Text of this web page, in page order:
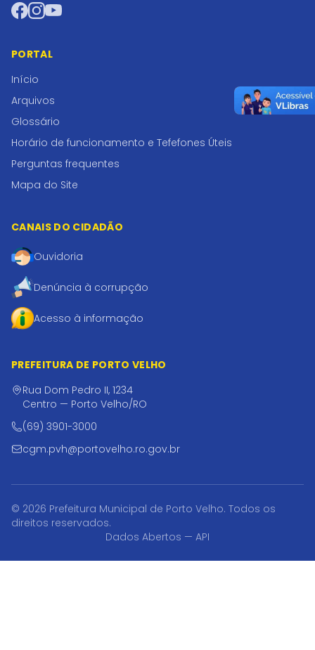
Facebook
Instagram
YouTube
PORTAL
Início
Arquivos
Glossário
Horário de funcionamento e Tefefones Úteis
Perguntas frequentes
Mapa do Site
CANAIS DO CIDADÃO
Ouvidoria
Denúncia à corrupção
Acesso à informação
PREFEITURA DE PORTO VELHO
Rua Dom Pedro II, 1234
Centro — Porto Velho/RO
(69) 3901-3000
cgm.pvh@portovelho.ro.gov.br
© 2026 Prefeitura Municipal de Porto Velho. Todos os
direitos reservados.
Dados Abertos — API